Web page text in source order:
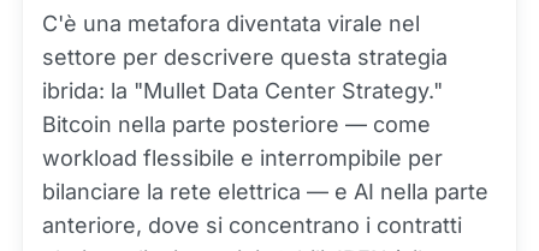
C'è una metafora diventata virale nel
settore per descrivere questa strategia
ibrida: la "Mullet Data Center Strategy."
Bitcoin nella parte posteriore — come
workload flessibile e interrompibile per
bilanciare la rete elettrica — e AI nella parte
anteriore, dove si concentrano i contratti